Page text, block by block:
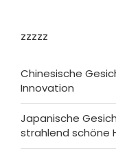
zzzzz
Chinesische
Innovation
Japanische
strahlend schöne